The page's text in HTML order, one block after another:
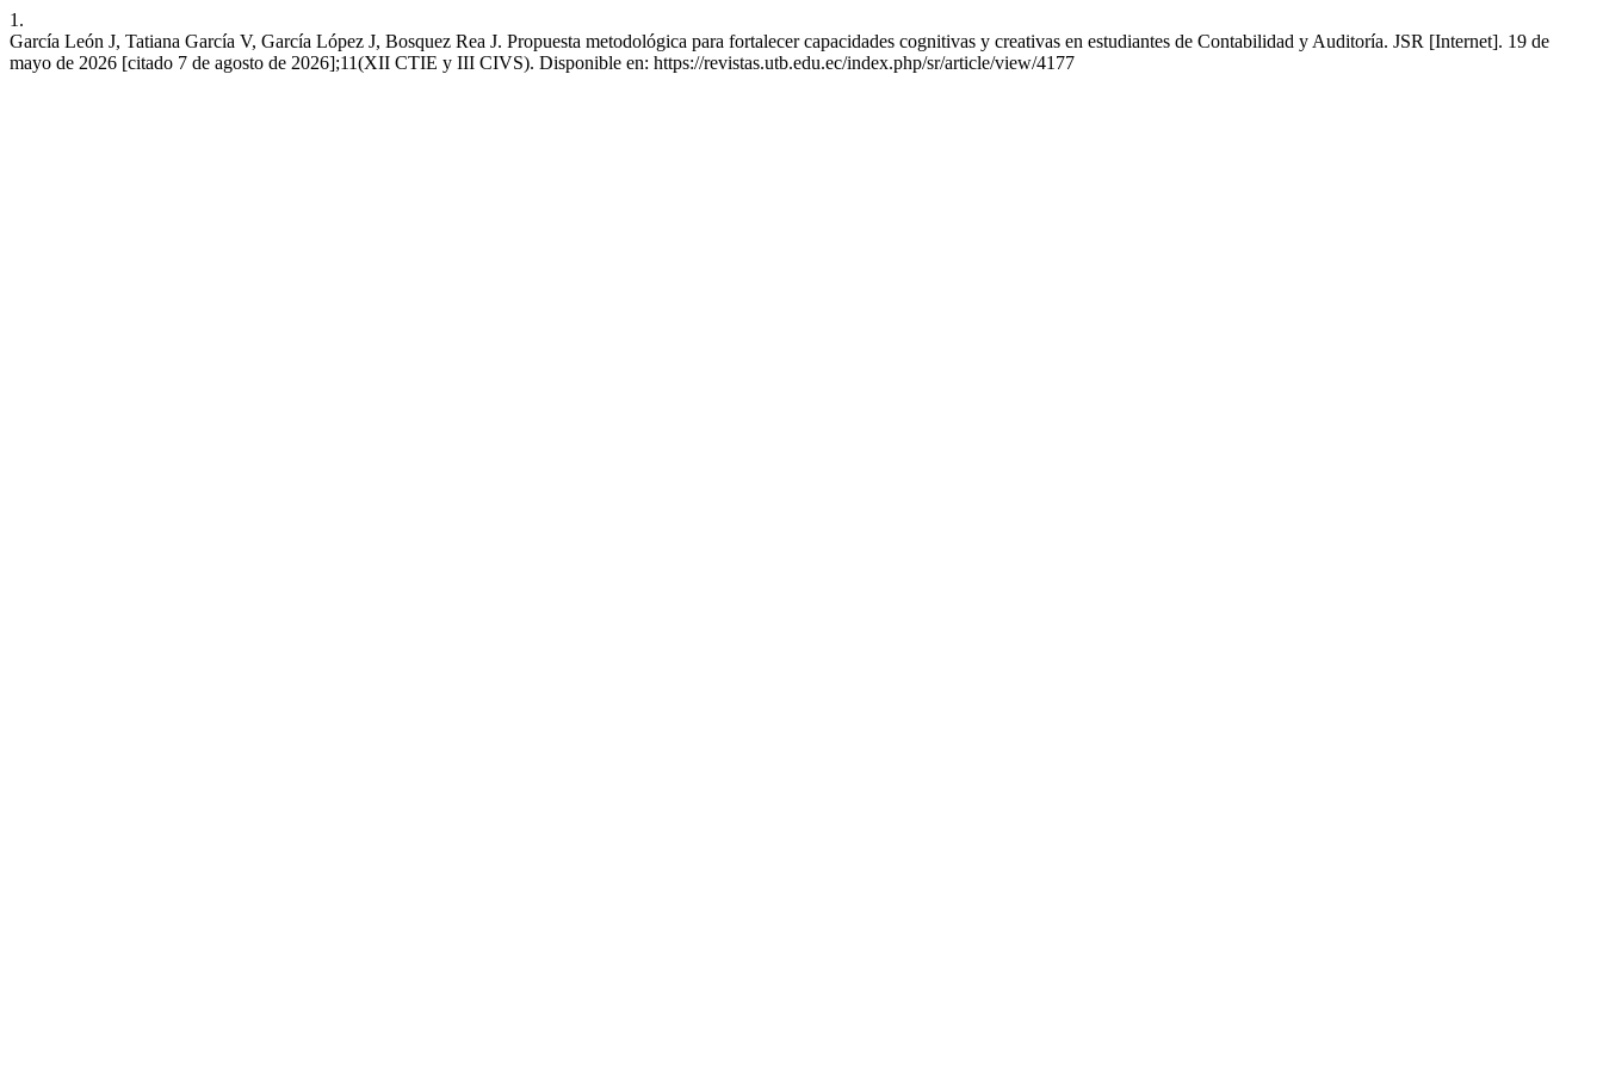
1.
García León J, Tatiana García V, García López J, Bosquez Rea J. Propuesta metodológica para fortalecer capacidades cognitivas y creativas en estudiantes de Contabilidad y Auditoría. JSR [Internet]. 19 de
mayo de 2026 [citado 7 de agosto de 2026];11(XII CTIE y III CIVS). Disponible en: https://revistas.utb.edu.ec/index.php/sr/article/view/4177